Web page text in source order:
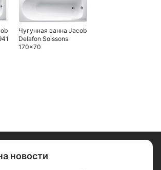
Чугунная ванна Jacob
Delafon Soissons
170x70
новости